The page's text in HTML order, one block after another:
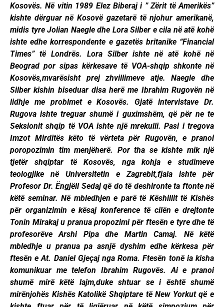
Kosovës. Në vitin 1989 Elez Biberaj i ” Zërit të Amerikës”
kishte dërguar në Kosovë gazetarë të njohur amerikanë,
midis tyre Jolian Naegle dhe Lora Silber e cila në atë kohë
ishte edhe korrespondente e gazetës britanike “Financial
Times” të Londrës. Lora Silber ishte në atë kohë në
Beograd por sipas kërkesave të VOA-shqip shkonte në
Kosovës,mvarësisht prej zhvillimeve atje. Naegle dhe
Silber kishin biseduar disa herë me Ibrahim Rugovën në
lidhje me problmet e Kosovës. Gjatë intervistave Dr.
Rugova ishte treguar shumë i guximshëm, që për ne te
Seksionit shqip të VOA ishte një mrekulli. Pasi i tregova
Imzot Mirditës këto të vërteta për Rugovën, e pranoi
poropozimin tim menjëherë. Por tha se kishte mik një
tjetër shqiptar të Kosovës, nga kohja e studimeve
teologjike në Universitetin e Zagrebit,fjala ishte për
Profesor Dr. Ëngjëll Sedaj që do të deshironte ta ftonte në
këtë seminar. Në mbledhjen e parë të Këshillit të Kishës
për organizimin e kësaj konference të cilën e drejtonte
Tonin Mirakaj u pranua propozimi për ftesën e tyre dhe të
profesorëve Arshi Pipa dhe Martin Camaj. Në këtë
mbledhje u pranua pa asnjë dyshim edhe kërkesa për
ftesën e At. Daniel Gjeçaj nga Roma. Ftesën tonë ia kisha
komunikuar me telefon Ibrahim Rugovës. Ai e pranoi
shumë mirë këtë lajm,duke shtuar se i është shumë
mirënjohës Kishës Katolikë Shqiptare të New Yorkut që e